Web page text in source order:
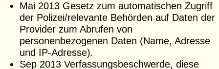
Mai 2013 Gesetz zum automatischen Zugriff
der Polizei/relevante Behörden auf Daten der
Provider zum Abrufen von
personenbezogenen Daten (Name, Adresse
und IP-Adresse).
Sep 2013 Verfassungsbeschwerde, diese